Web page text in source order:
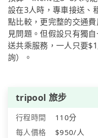
設在3人時，專車接送、
點比較，更完整的交通
見問題。但假設只有獨
送共乘服務，一人只要
詢）。
tripool 旅步
行程時間
110分
每人價格
$950/人